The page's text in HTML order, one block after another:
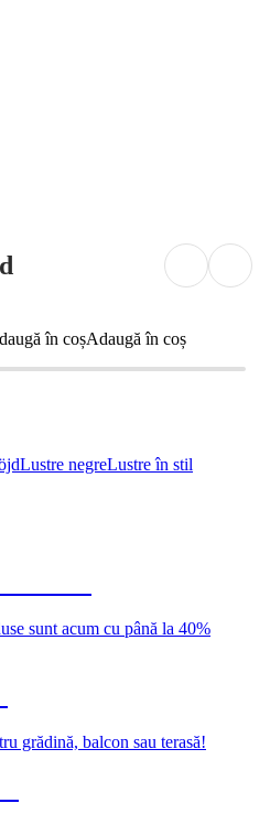
în coșAdaugă în coș
Lustre negreLustre în stil
sunt acum cu până la 40%
grădină, balcon sau terasă!